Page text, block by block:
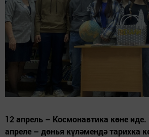
12 апрель – Космонавтика көне
апреле – дөнья күләмендә тарихка